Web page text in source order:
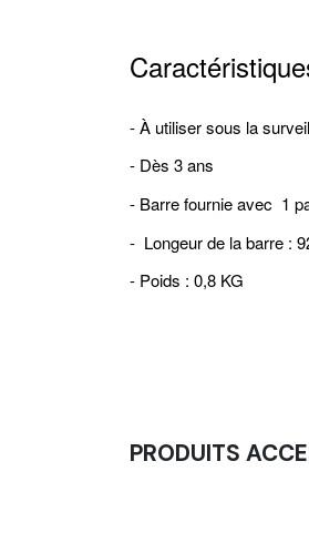
-À utiliser sous la
- Dès 3 ans
- Barre fournie avec 1
- Longeur de la barre :
- Poids : 0,8 KG
PRODUITS